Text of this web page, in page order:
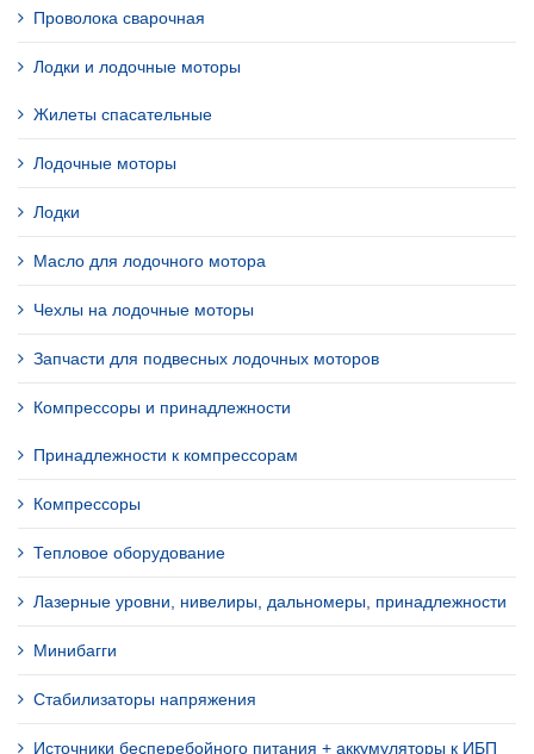
Проволока сварочная
Лодки и лодочные моторы
Жилеты спасательные
Лодочные моторы
Лодки
Масло для лодочного мотора
Чехлы на лодочные моторы
Запчасти для подвесных лодочных моторов
Компрессоры и принадлежности
Принадлежности к компрессорам
Компрессоры
Тепловое оборудование
Лазерные уровни, нивелиры, дальномеры, принадлежности
Минибагги
Стабилизаторы напряжения
Источники бесперебойного питания + аккумуляторы к ИБП